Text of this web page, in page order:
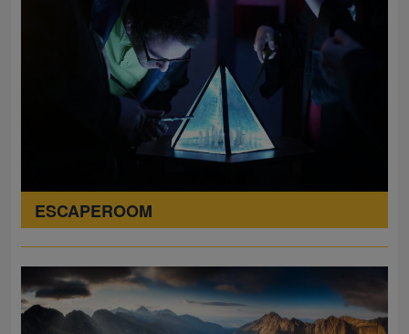
ESCAPEROOM